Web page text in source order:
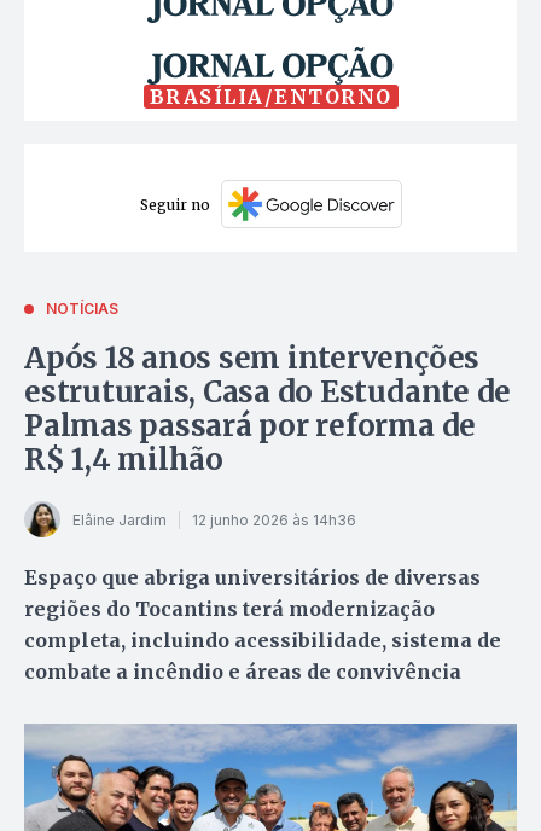
BRASÍLIA/ENTORNO
Seguir no
NOTÍCIAS
Após 18 anos sem intervenções
estruturais, Casa do Estudante de
Palmas passará por reforma de
R$ 1,4 milhão
Elâine Jardim 12 junho 2026 às 14h36
Espaço que abriga universitários de diversas
regiões do Tocantins terá modernização
completa, incluindo acessibilidade, sistema de
combate a incêndio e áreas de convivência